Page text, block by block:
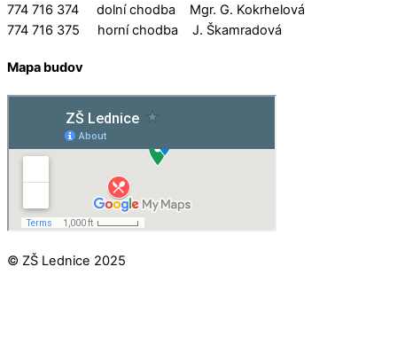
774 716 374 dolní chodba Mgr. G. Kokrhelová
774 716 375 horní chodba J. Škamradová
Mapa budov
© ZŠ Lednice 2025